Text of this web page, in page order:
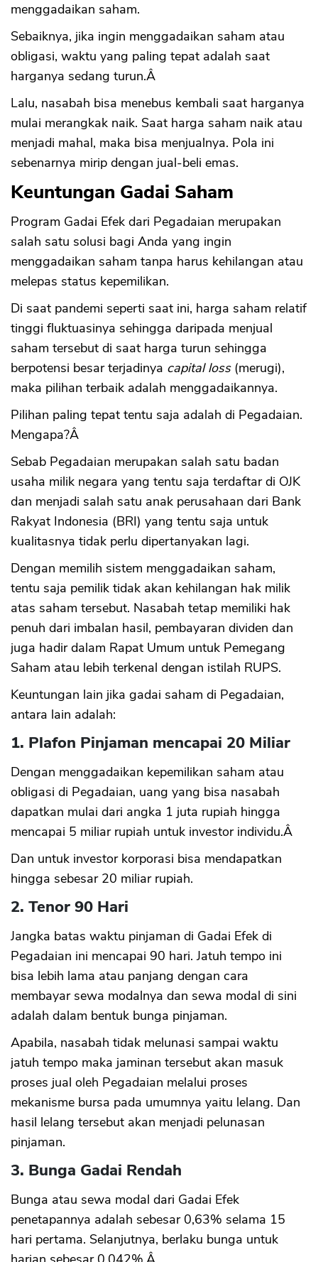
menggadaikan saham.
Sebaiknya, jika ingin menggadaikan saham atau
obligasi, waktu yang paling tepat adalah saat
harganya sedang turun.Â
Lalu, nasabah bisa menebus kembali saat harganya
mulai merangkak naik. Saat harga saham naik atau
menjadi mahal, maka bisa menjualnya. Pola ini
sebenarnya mirip dengan jual-beli emas.
Keuntungan Gadai Saham
Program Gadai Efek dari Pegadaian merupakan
salah satu solusi bagi Anda yang ingin
menggadaikan saham tanpa harus kehilangan atau
melepas status kepemilikan.
Di saat pandemi seperti saat ini, harga saham relatif
tinggi fluktuasinya sehingga daripada menjual
saham tersebut di saat harga turun sehingga
berpotensi besar terjadinya capital loss(merugi),
maka pilihan terbaik adalah menggadaikannya.
Pilihan paling tepat tentu saja adalah di Pegadaian.
Mengapa?Â
Sebab Pegadaian merupakan salah satu badan
usaha milik negara yang tentu saja terdaftar di OJK
dan menjadi salah satu anak perusahaan dari Bank
Rakyat Indonesia (BRI) yang tentu saja untuk
kualitasnya tidak perlu dipertanyakan lagi.
Dengan memilih sistem menggadaikan saham,
tentu saja pemilik tidak akan kehilangan hak milik
atas saham tersebut. Nasabah tetap memiliki hak
penuh dari imbalan hasil, pembayaran dividen dan
juga hadir dalam Rapat Umum untuk Pemegang
Saham atau lebih terkenal dengan istilah RUPS.
Keuntungan lain jika gadai saham di Pegadaian,
antara lain adalah:
1. Plafon Pinjaman mencapai 20 Miliar
Dengan menggadaikan kepemilikan saham atau
obligasi di Pegadaian, uang yang bisa nasabah
dapatkan mulai dari angka 1 juta rupiah hingga
mencapai 5 miliar rupiah untuk investor individu.Â
Dan untuk investor korporasi bisa mendapatkan
hingga sebesar 20 miliar rupiah.
2. Tenor 90 Hari
Jangka batas waktu pinjaman di Gadai Efek di
Pegadaian ini mencapai 90 hari. Jatuh tempo ini
bisa lebih lama atau panjang dengan cara
membayar sewa modalnya dan sewa modal di sini
adalah dalam bentuk bunga pinjaman.
Apabila, nasabah tidak melunasi sampai waktu
jatuh tempo maka jaminan tersebut akan masuk
proses jual oleh Pegadaian melalui proses
mekanisme bursa pada umumnya yaitu lelang. Dan
hasil lelang tersebut akan menjadi pelunasan
pinjaman.
3. Bunga Gadai Rendah
Bunga atau sewa modal dari Gadai Efek
penetapannya adalah sebesar 0,63% selama 15
hari pertama. Selanjutnya, berlaku bunga untuk